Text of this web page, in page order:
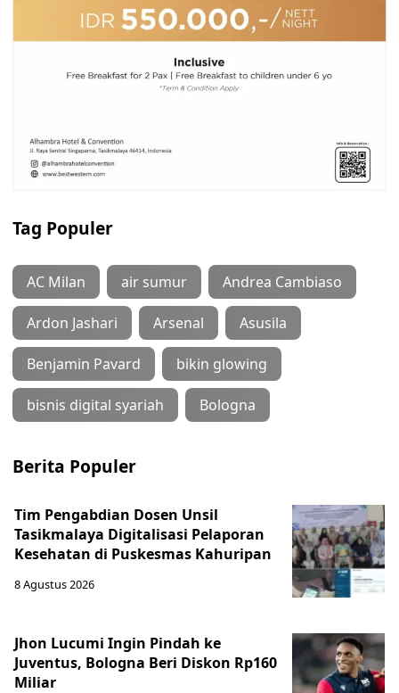
Tag Populer
AC Milan air sumur Andrea Cambiaso
Ardon Jashari Arsenal Asusila
Benjamin Pavard bikin glowing
bisnis digital syariah Bologna
Berita Populer
Tim Pengabdian Dosen Unsil
Tasikmalaya Digitalisasi Pelaporan
Kesehatan di Puskesmas Kahuripan
8 Agustus 2026
Jhon Lucumi Ingin Pindah ke
Juventus, Bologna Beri Diskon Rp160
Miliar